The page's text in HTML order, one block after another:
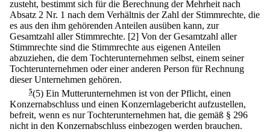
zusteht, bestimmt sich für die Berechnung der Mehrheit nach
Absatz 2 Nr. 1 nach dem Verhältnis der Zahl der Stimmrechte, die
es aus den ihm gehörenden Anteilen ausüben kann, zur
Gesamtzahl aller Stimmrechte. [2] Von der Gesamtzahl aller
Stimmrechte sind die Stimmrechte aus eigenen Anteilen
abzuziehen, die dem Tochterunternehmen selbst, einem seiner
Tochterunternehmen oder einer anderen Person für Rechnung
dieser Unternehmen gehören.
5(5) Ein Mutterunternehmen ist von der Pflicht, einen
Konzernabschluss und einen Konzernlagebericht aufzustellen,
befreit, wenn es nur Tochterunternehmen hat, die gemäß § 296
nicht in den Konzernabschluss einbezogen werden brauchen.